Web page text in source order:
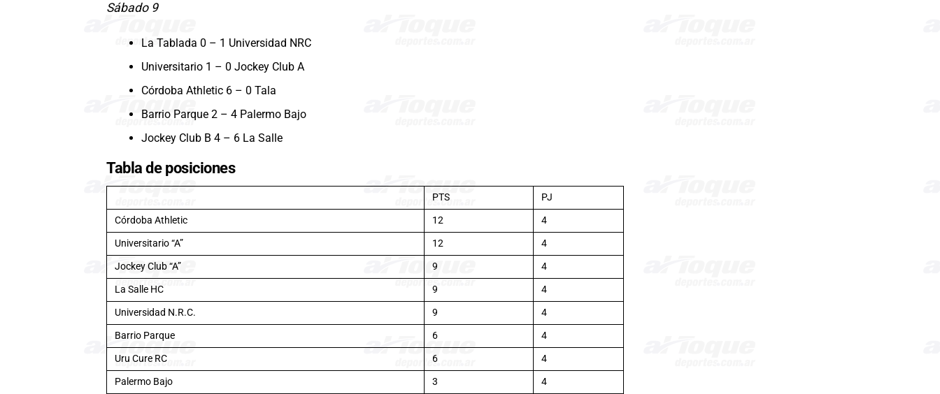
Sábado 9
La Tablada 0 – 1 Universidad NRC
Universitario 1 – 0 Jockey Club A
Córdoba Athletic 6 – 0 Tala
Barrio Parque 2 – 4 Palermo Bajo
Jockey Club B 4 – 6 La Salle
Tabla de posiciones
PTS
PJ
Córdoba Athletic
12
4
Universitario “A”
12
4
Jockey Club “A”
9
4
La Salle HC
9
4
Universidad N.R.C.
9
4
Barrio Parque
6
4
Uru Cure RC
6
4
Palermo Bajo
3
4